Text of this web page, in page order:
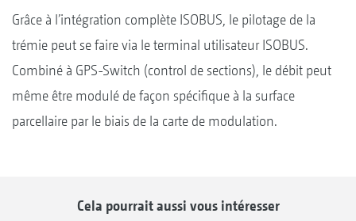
Grâce à l’intégration complète ISOBUS, le pilotage de la
trémie peut se faire via le terminal utilisateur ISOBUS.
Combiné à GPS-Switch (control de sections), le débit peut
même être modulé de façon spécifique à la surface
parcellaire par le biais de la carte de modulation.
Cela pourrait aussi vous intéresser